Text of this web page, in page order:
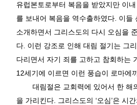
유럽본토로부터 복음을 받았지만 이
를 보내어 복음을 역수출하였다 이들
소개하면서 그리스도의 다시 오심을
다 이런 강조로 인해 대림 절기는 그
다리면서 자기 죄를 고하고 참회하는
12세기에 이르면 이런 풍습이 로마에
대림절은 교회력에 있어서 한 해
을 가리킨다
그리스도의 ‘오심’은 시